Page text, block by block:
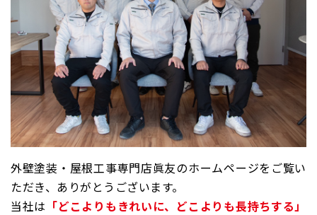
外壁塗装・屋根工事専門店眞友のホームページをご覧い
ただき、ありがとうございます。
当社は 「どこよりもきれいに、どこよりも長持ちする」